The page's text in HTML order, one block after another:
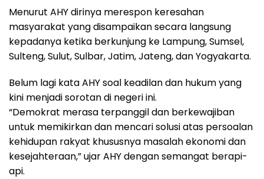
Menurut AHY dirinya merespon keresahan
masyarakat yang disampaikan secara langsung
kepadanya ketika berkunjung ke Lampung, Sumsel,
Sulteng, Sulut, Sulbar, Jatim, Jateng, dan Yogyakarta.
Belum lagi kata AHY soal keadilan dan hukum yang
kini menjadi sorotan di negeri ini.
“Demokrat merasa terpanggil dan berkewajiban
untuk memikirkan dan mencari solusi atas persoalan
kehidupan rakyat khususnya masalah ekonomi dan
kesejahteraan,” ujar AHY dengan semangat berapi-
api.